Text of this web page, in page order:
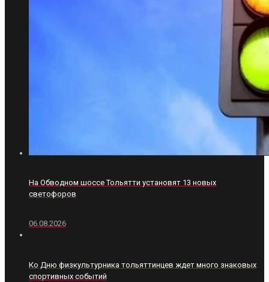
На Обводном шоссе Тольятти установят 13 новых
светофоров
06.08.2026
Ко Дню физкультурника тольяттинцев ждет много знаковых
спортивных событий